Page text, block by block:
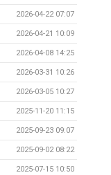
2026-04-22 07:07
2026-04-21 10:09
2026-04-08 14:25
2026-03-31 10:26
2026-03-05 10:27
2025-11-20 11:15
2025-09-23 09:07
2025-09-02 08:22
2025-07-15 10:50